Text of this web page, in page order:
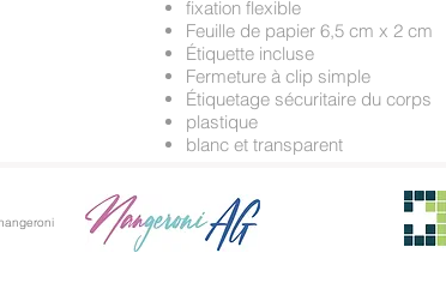
fixation flexible
Feuille de papier 6,5 cm x 2 cm
Étiquette incluse
Fermeture à clip simple
Étiquetage sécuritaire du corps
plastique
blanc et transparent